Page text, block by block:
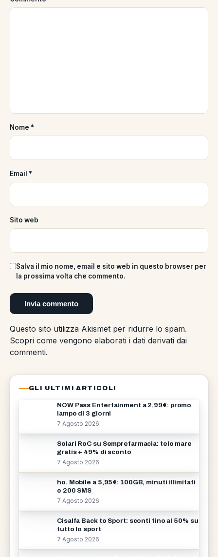
Nome *
Email *
Sito web
Salva il mio nome, email e sito web in questo browser per
la prossima volta che commento.
Questo sito utilizza Akismet per ridurre lo spam.
Scopri come vengono elaborati i dati derivati dai
commenti.
GLI ULTIMI ARTICOLI
NOW Pass Entertainment a 2,99€: promo
lampo di 3 giorni
7 Agosto 2026
Solari RoC su Semprefarmacia: telo mare
gratis + 49% di sconto
7 Agosto 2026
ho. Mobile a 5,95€: 100GB, minuti illimitati
e 200 SMS
7 Agosto 2026
Cisalfa Back to Sport: sconti fino al 50% su
tutto lo sport
7 Agosto 2026